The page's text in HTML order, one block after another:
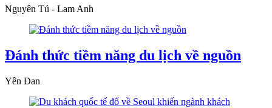
Nguyên Tú - Lam Anh
Đánh thức tiềm năng du lịch về nguồn
Yên Đan